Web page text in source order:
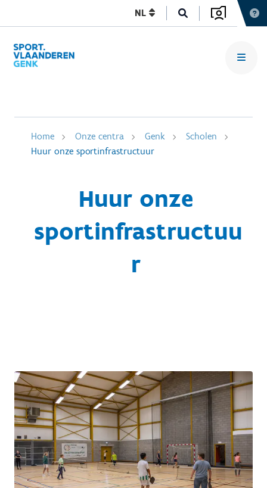
NL
Home Onze centra Genk
Scholen
Huur onze sportinfrastructuur
Huur onze
sportinfrastructuu
r